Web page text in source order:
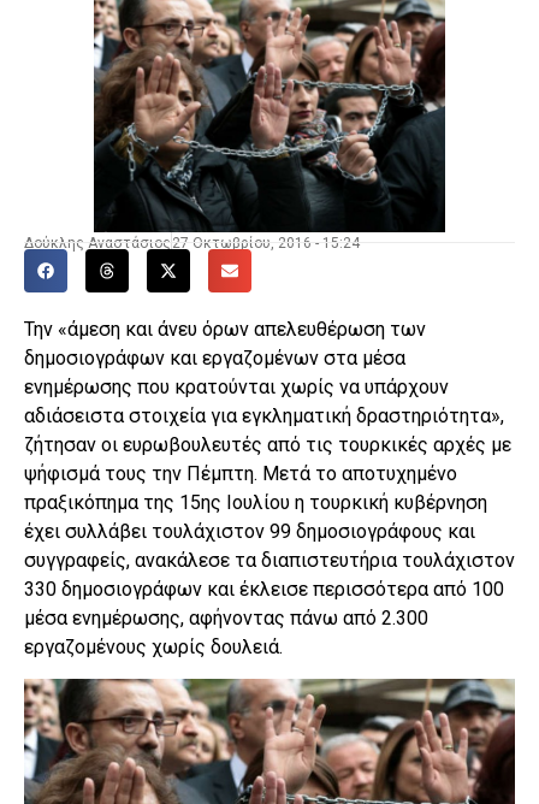
Δούκλης Αναστάσιος 27 Οκτωβρίου, 2016 - 15:24
Την «άμεση και άνευ όρων απελευθέρωση των
δημοσιογράφων και εργαζομένων στα μέσα
ενημέρωσης που κρατούνται χωρίς να υπάρχουν
αδιάσειστα στοιχεία για εγκληματική δραστηριότητα»,
ζήτησαν οι ευρωβουλευτές από τις τουρκικές αρχές με
ψήφισμά τους την Πέμπτη. Μετά το αποτυχημένο
πραξικόπημα της 15ης Ιουλίου η τουρκική κυβέρνηση
έχει συλλάβει τουλάχιστον 99 δημοσιογράφους και
συγγραφείς, ανακάλεσε τα διαπιστευτήρια τουλάχιστον
330 δημοσιογράφων και έκλεισε περισσότερα από 100
μέσα ενημέρωσης, αφήνοντας πάνω από 2.300
εργαζομένους χωρίς δουλειά.